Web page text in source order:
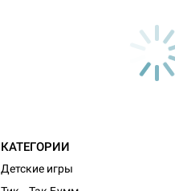
КАТЕГОРИИ
Детские игры